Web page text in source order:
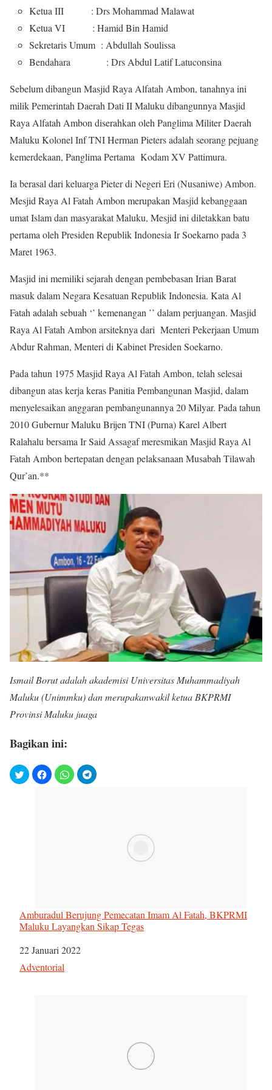
Ketua III : Drs Mohammad Malawat
Ketua VI : Hamid Bin Hamid
Sekretaris Umum : Abdullah Soulissa
Bendahara : Drs Abdul Latif Latuconsina
Sebelum dibangun Masjid Raya Alfatah Ambon, tanahnya ini
milik Pemerintah Daerah Dati II Maluku dibangunnya Masjid
Raya Alfatah Ambon diserahkan oleh Panglima Militer Daerah
Maluku Kolonel Inf TNI Herman Pieters adalah seorang pejuang
kemerdekaan, Panglima Pertama Kodam XV Pattimura.
Ia berasal dari keluarga Pieter di Negeri Eri (Nusaniwe) Ambon.
Mesjid Raya Al Fatah Ambon merupakan Masjid kebanggaan
umat Islam dan masyarakat Maluku, Mesjid ini diletakkan batu
pertama oleh Presiden Republik Indonesia Ir Soekarno pada 3
Maret 1963.
Masjid ini memiliki sejarah dengan pembebasan Irian Barat
masuk dalam Negara Kesatuan Republik Indonesia. Kata Al
Fatah adalah sebuah ‘’ kemenangan ’’ dalam perjuangan. Masjid
Raya Al Fatah Ambon arsiteknya dari Menteri Pekerjaan Umum
Abdur Rahman, Menteri di Kabinet Presiden Soekarno.
Pada tahun 1975 Masjid Raya Al Fatah Ambon, telah selesai
dibangun atas kerja keras Panitia Pembangunan Masjid, dalam
menyelesaikan anggaran pembangunannya 20 Milyar. Pada tahun
2010 Gubernur Maluku Brijen TNI (Purna) Karel Albert
Ralahalu bersama Ir Said Assagaf meresmikan Masjid Raya Al
Fatah Ambon bertepatan dengan pelaksanaan Musabah Tilawah
Qur’an.**
Ismail Borut adalah akademisi Universitas Muhammadiyah
Maluku (Unimmku) dan merupakanwakil ketua BKPRMI
Provinsi Maluku juaga
Bagikan ini:
Amburadul Berujung Pemecatan Imam Al Fatah, BKPRMI
Maluku Layangkan Sikap Tegas
Tanggal
22 Januari 2022
Sehubungan dengan
Adventorial